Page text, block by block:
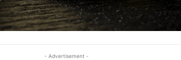
- Advertisement -